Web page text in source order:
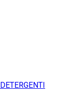
DETERGENTI